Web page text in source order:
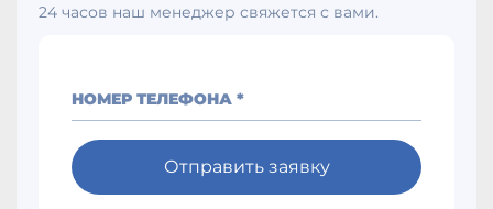
24 часов наш менеджер свяжется с вами.
НОМЕР ТЕЛЕФОНА *
Отправить заявку